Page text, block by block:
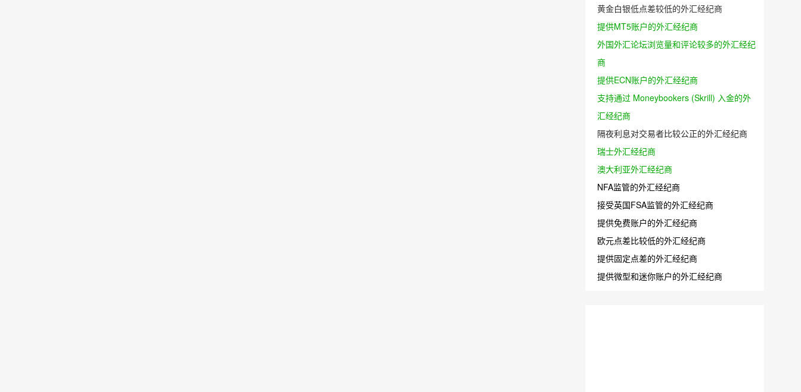
黄金白银低点差较低的外汇经纪商
提供MT5账户的外汇经纪商
外国外汇论坛浏览量和评论较多的外汇经纪
商
提供ECN账户的外汇经纪商
支持通过 Moneybookers (Skrill) 入金的外
汇经纪商
隔夜利息对交易者比较公正的外汇经纪商
瑞士外汇经纪商
澳大利亚外汇经纪商
NFA监管的外汇经纪商
接受英国FSA监管的外汇经纪商
提供免费账户的外汇经纪商
欧元点差比较低的外汇经纪商
提供固定点差的外汇经纪商
提供微型和迷你账户的外汇经纪商